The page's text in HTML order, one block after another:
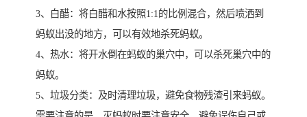
3、白醋：将白醋和水按照1:1的比例混合，然后喷洒到
蚂蚁出没的地方，可以有效地杀死蚂蚁。
4、热水：将开水倒在蚂蚁的巢穴中，可以杀死巢穴中的
蚂蚁。
5、垃圾分类：及时清理垃圾，避免食物残渣引来蚂蚁。